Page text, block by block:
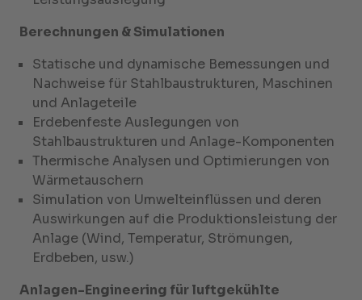
Berechnungen & Simulationen
Statische und dynamische Bemessungen und
Nachweise für Stahlbaustrukturen, Maschinen
und Anlageteile
Erdebenfeste Auslegungen von
Stahlbaustrukturen und Anlage-Komponenten
Thermische Analysen und Optimierungen von
Wärmetauschern
Simulation von Umwelteinflüssen und deren
Auswirkungen auf die Produktionsleistung der
Anlage (Wind, Temperatur, Strömungen,
Erdbeben, usw.)
Anlagen-Engineering für luftgekühlte